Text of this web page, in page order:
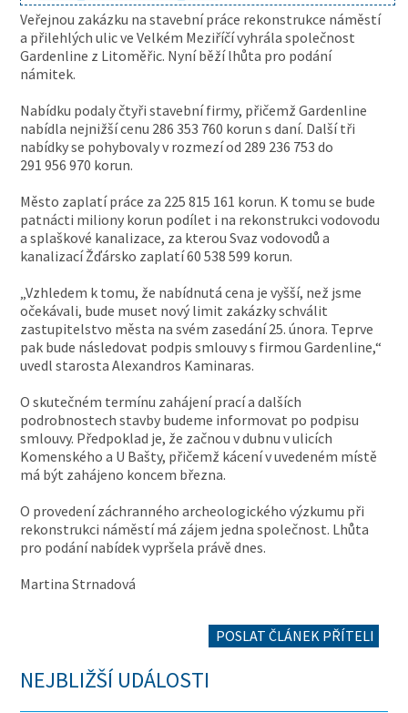
Veřejnou zakázku na stavební práce rekonstrukce náměstí
a přilehlých ulic ve Velkém Meziříčí vyhrála společnost
Gardenline z Litoměřic. Nyní běží lhůta pro podání
námitek.
Nabídku podaly čtyři stavební firmy, přičemž Gardenline
nabídla nejnižší cenu 286 353 760 korun s daní. Další tři
nabídky se pohybovaly v rozmezí od 289 236 753 do
291 956 970 korun.
Město zaplatí práce za 225 815 161 korun. K tomu se bude
patnácti miliony korun podílet i na rekonstrukci vodovodu
a splaškové kanalizace, za kterou Svaz vodovodů a
kanalizací Žďársko zaplatí 60 538 599 korun.
„Vzhledem k tomu, že nabídnutá cena je vyšší, než jsme
očekávali, bude muset nový limit zakázky schválit
zastupitelstvo města na svém zasedání 25. února. Teprve
pak bude následovat podpis smlouvy s firmou Gardenline,“
uvedl starosta Alexandros Kaminaras.
O skutečném termínu zahájení prací a dalších
podrobnostech stavby budeme informovat po podpisu
smlouvy. Předpoklad je, že začnou v dubnu v ulicích
Komenského a U Bašty, přičemž kácení v uvedeném místě
má být zahájeno koncem března.
O provedení záchranného archeologického výzkumu při
rekonstrukci náměstí má zájem jedna společnost. Lhůta
pro podání nabídek vypršela právě dnes.
Martina Strnadová
POSLAT ČLÁNEK PŘÍTELI
NEJBLIŽŠÍ UDÁLOSTI